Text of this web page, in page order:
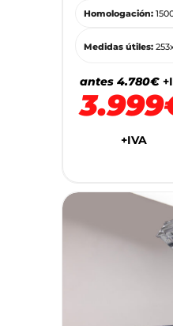
Homologación:
Medidas útiles:
antes 4.780€
+IVA